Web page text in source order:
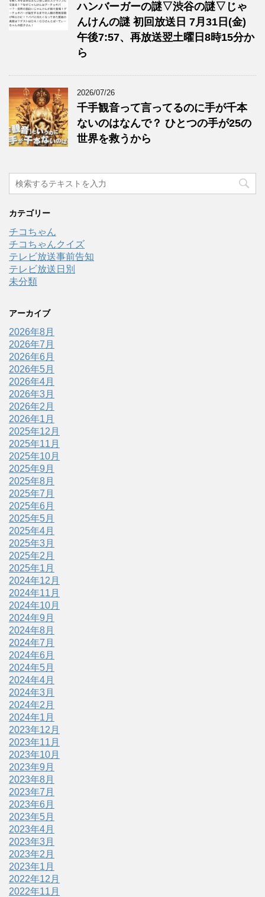
ハンバーガーの謎▽渋谷の謎▽じゃ
んけんの謎 初回放送日 7月31日(金)
午後7:57、再放送翌土曜日8時15分か
ら
2026/07/26
千手観音って言ってるのに手が千本
ないのはなんで？ ひとつの手が25の
世界を救うから
カテゴリー
チコちゃん
チコちゃんクイズ
テレビ放送事前告知
テレビ放送日別
未分類
アーカイブ
2026年8月
2026年7月
2026年6月
2026年5月
2026年4月
2026年3月
2026年2月
2026年1月
2025年12月
2025年11月
2025年10月
2025年9月
2025年8月
2025年7月
2025年6月
2025年5月
2025年4月
2025年3月
2025年2月
2025年1月
2024年12月
2024年11月
2024年10月
2024年9月
2024年8月
2024年7月
2024年6月
2024年5月
2024年4月
2024年3月
2024年2月
2024年1月
2023年12月
2023年11月
2023年10月
2023年9月
2023年8月
2023年7月
2023年6月
2023年5月
2023年4月
2023年3月
2023年2月
2023年1月
2022年12月
2022年11月